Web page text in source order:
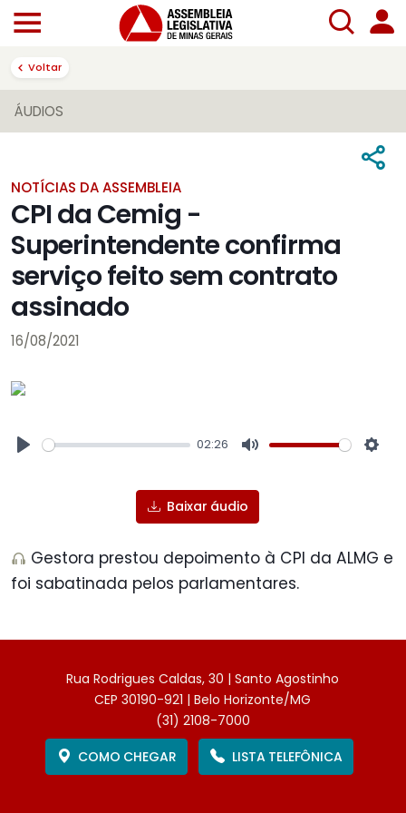
Voltar
ÁUDIOS
NOTÍCIAS DA ASSEMBLEIA
CPI da Cemig -
Superintendente confirma
serviço feito sem contrato
assinado
16/08/2021
02:26
Baixar áudio
Gestora prestou depoimento à CPI da ALMG e
foi sabatinada pelos parlamentares.
Rua Rodrigues Caldas, 30 | Santo Agostinho
CEP 30190-921 | Belo Horizonte/MG
(31) 2108-7000
COMO CHEGAR
LISTA TELEFÔNICA